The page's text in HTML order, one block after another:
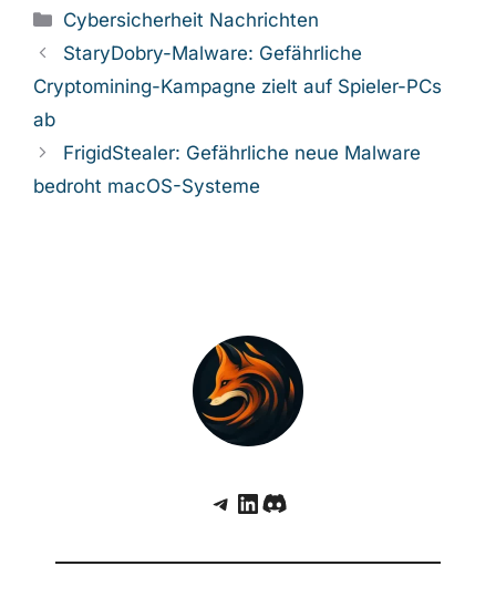
Kategorien
Cybersicherheit Nachrichten
StaryDobry-Malware: Gefährliche
Cryptomining-Kampagne zielt auf Spieler-PCs
ab
FrigidStealer: Gefährliche neue Malware
bedroht macOS-Systeme
Telegram
LinkedIn
Discord